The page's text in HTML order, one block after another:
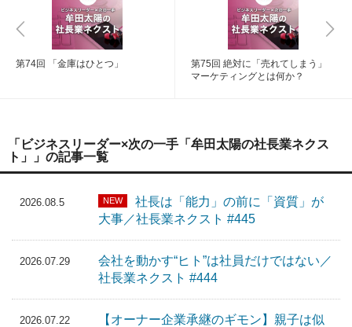
第74回 「金庫はひとつ」
第75回 絶対に「売れてしまう」
マーケティングとは何か？
「ビジネスリーダー×次の一手「牟田太陽の社長業ネクス
ト」」の記事一覧
2026.08.5 NEW
社長は「能力」の前に「資質」が
大事／社長業ネクスト #445
2026.07.29
会社を動かす“ヒト”は社員だけではない／
社長業ネクスト #444
2026.07.22
【オーナー企業承継のギモン】親子は似